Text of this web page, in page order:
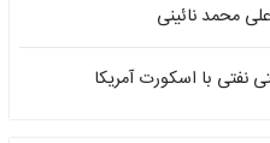
محمد نائینی
با اسکورت آمریکا